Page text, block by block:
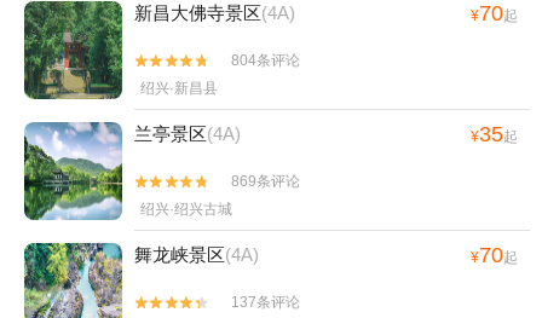
新昌大佛寺景区(4A) ¥70起


804条评论
绍兴·新昌县
兰亭景区(4A) ¥35起


869条评论
绍兴·绍兴古城
舞龙峡景区(4A) ¥70起

 137条评论